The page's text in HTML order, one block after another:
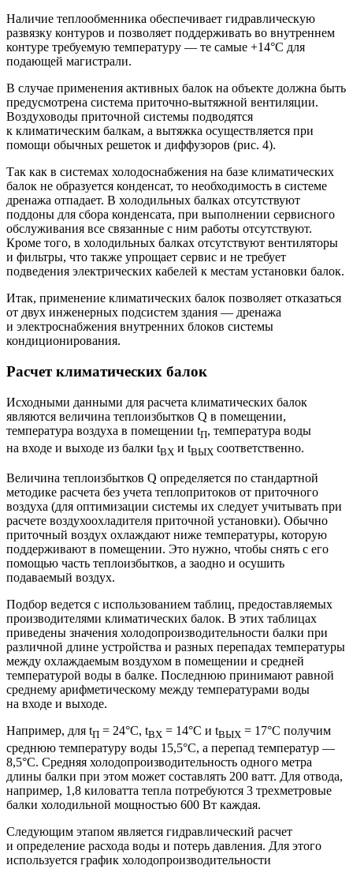
Наличие теплообменника обеспечивает гидравлическую
развязку контуров и позволяет поддерживать во внутреннем
контуре требуемую температуру — ​те самые +14°C для
подающей магистрали.
В случае применения активных балок на объекте должна быть
предусмотрена система приточно-вытяжной вентиляции.
Воздуховоды приточной системы подводятся
к климатическим балкам, а вытяжка осуществляется при
помощи обычных решеток и диффузоров (рис. 4).
Так как в системах холодоснабжения на базе климатических
балок не образуется конденсат, то необходимость в системе
дренажа отпадает. В холодильных балках отсутствуют
поддоны для сбора конденсата, при выполнении сервисного
обслуживания все связанные с ним работы отсутствуют.
Кроме того, в холодильных балках отсутствуют вентиляторы
и фильтры, что также упрощает сервис и не требует
подведения электрических кабелей к местам установки балок.
Итак, применение климатических балок позволяет отказаться
от двух инженерных подсистем здания — ​дренажа
и электроснабжения внутренних блоков системы
кондиционирования.
Расчет климатических балок
Исходными данными для расчета климатических балок
являются величина теплоизбытков Q в помещении,
температура воздуха в помещении tП, температура воды
на входе и выходе из балки tВХ и tВЫХ соответственно.
Величина теплоизбытков Q определяется по стандартной
методике расчета без учета теплопритоков от приточного
воздуха (для оптимизации системы их следует учитывать при
расчете воздухоохладителя приточной установки). Обычно
приточный воздух охлаждают ниже температуры, которую
поддерживают в помещении. Это нужно, чтобы снять с его
помощью часть теплоизбытков, а заодно и осушить
подаваемый воздух.
Подбор ведется с использованием таблиц, предоставляемых
производителями климатических балок. В этих таблицах
приведены значения холодопроизводительности балки при
различной длине устройства и разных перепадах температуры
между охлаждаемым воздухом в помещении и средней
температурой воды в балке. Последнюю принимают равной
среднему арифметическому между температурами воды
на входе и выходе.
Например, для tП = 24°C, tВХ = 14°C и tВЫХ = 17°C получим
среднюю температуру воды 15,5°C, а перепад температур — ​
8,5°C. Средняя холодопроизводительность одного метра
длины балки при этом может составлять 200 ватт. Для отвода,
например, 1,8 киловатта тепла потребуются 3 трехметровые
балки холодильной мощностью 600 Вт каждая.
Следующим этапом является гидравлический расчет
и определение расхода воды и потерь давления. Для этого
используется график холодопроизводительности